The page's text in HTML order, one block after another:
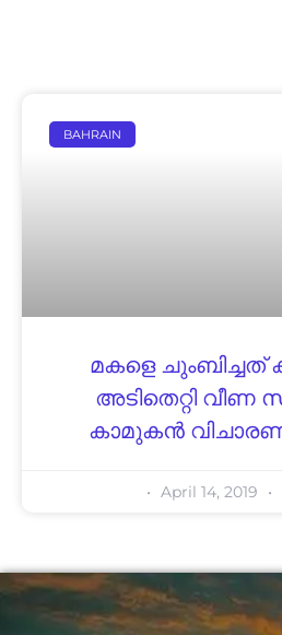
BAHRAIN
മകളെ ചുംബിച്ചത്
അടിതെറ്റി വീണ
കാമുകൻ
April 14, 2019